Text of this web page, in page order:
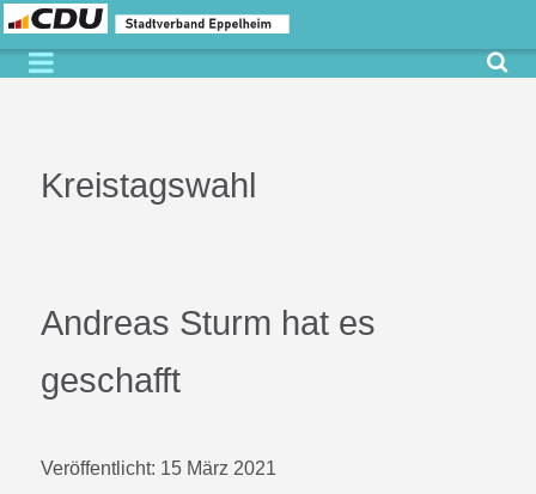
Kreistagswahl
Andreas Sturm hat es
geschafft
Veröffentlicht: 15 März 2021